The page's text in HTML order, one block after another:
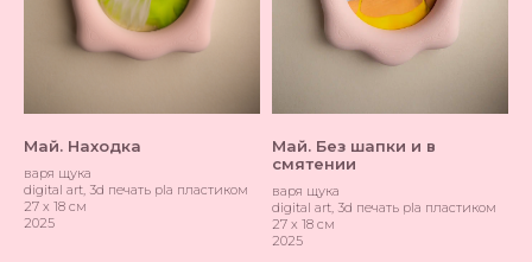
Май. Находка
варя щука
digital art, 3d печать pla пластиком
27 х 18 см
2025
Май. Без шапки и в
смятении
варя щука
digital art, 3d печать pla пластиком
27 х 18 см
2025